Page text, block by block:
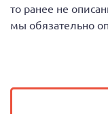
то ранее не
мы обязательно